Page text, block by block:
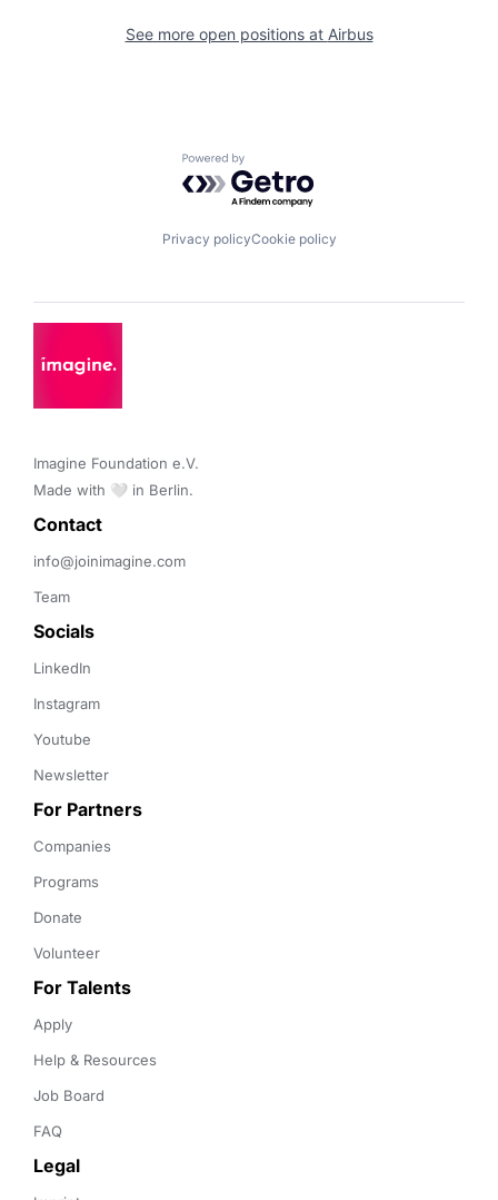
See more open positions at Airbus
Powered by Getro.com
Privacy policyCookie policy
Imagine Foundation e.V.
Made with 🤍 in Berlin.
Contact
info@joinimagine.com
Team
Socials
LinkedIn
Instagram
Youtube
Newsletter
For Partners
Companies
Programs
Donate
Volunteer
For Talents
Apply
Help & Resources
Job Board
FAQ
Legal